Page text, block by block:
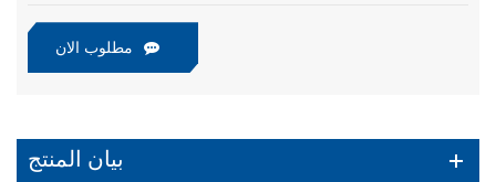
مطلوب الان
بيان المنتج